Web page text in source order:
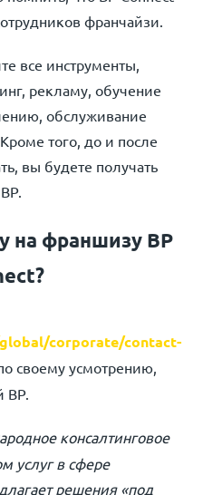
франчайзи.
все инструменты,
рекламу, обучение
обслуживание
того, до и после
вы будете получать
на франшизу BP
corporate/contact-
своему усмотрению,
BP.
консалтинговое
услуг в сфере
решения «под